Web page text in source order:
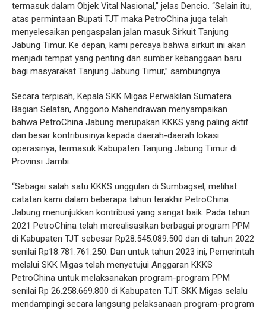
termasuk dalam Objek Vital Nasional,” jelas Dencio. “Selain itu,
atas permintaan Bupati TJT maka PetroChina juga telah
menyelesaikan pengaspalan jalan masuk Sirkuit Tanjung
Jabung Timur. Ke depan, kami percaya bahwa sirkuit ini akan
menjadi tempat yang penting dan sumber kebanggaan baru
bagi masyarakat Tanjung Jabung Timur,” sambungnya.
Secara terpisah, Kepala SKK Migas Perwakilan Sumatera
Bagian Selatan, Anggono Mahendrawan menyampaikan
bahwa PetroChina Jabung merupakan KKKS yang paling aktif
dan besar kontribusinya kepada daerah-daerah lokasi
operasinya, termasuk Kabupaten Tanjung Jabung Timur di
Provinsi Jambi.
“Sebagai salah satu KKKS unggulan di Sumbagsel, melihat
catatan kami dalam beberapa tahun terakhir PetroChina
Jabung menunjukkan kontribusi yang sangat baik. Pada tahun
2021 PetroChina telah merealisasikan berbagai program PPM
di Kabupaten TJT sebesar Rp28.545.089.500 dan di tahun 2022
senilai Rp18.781.761.250. Dan untuk tahun 2023 ini, Pemerintah
melalui SKK Migas telah menyetujui Anggaran KKKS
PetroChina untuk melaksanakan program-program PPM
senilai Rp 26.258.669.800 di Kabupaten TJT. SKK Migas selalu
mendampingi secara langsung pelaksanaan program-program